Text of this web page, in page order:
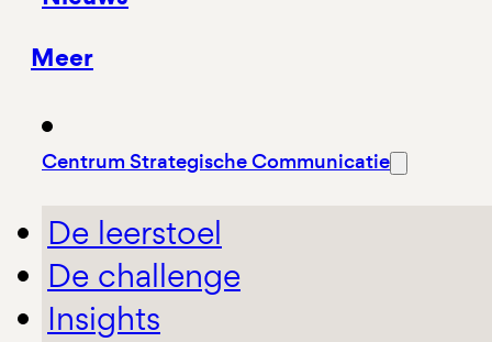
Meer
Centrum Strategische Communicatie
De leerstoel
De challenge
Insights